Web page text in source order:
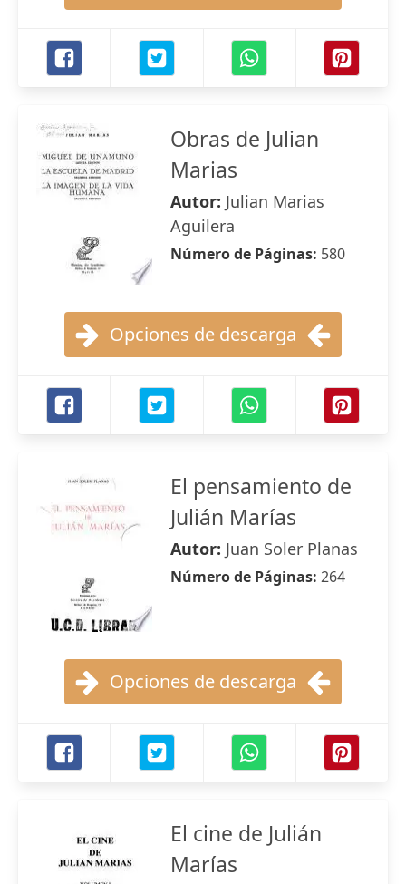
Obras de Julian
Marias
Autor: Julian Marias
Aguilera
Número de Páginas: 580
Opciones de descarga
El pensamiento de
Julián Marías
Autor: Juan Soler Planas
Número de Páginas: 264
Opciones de descarga
El cine de Julián
Marías